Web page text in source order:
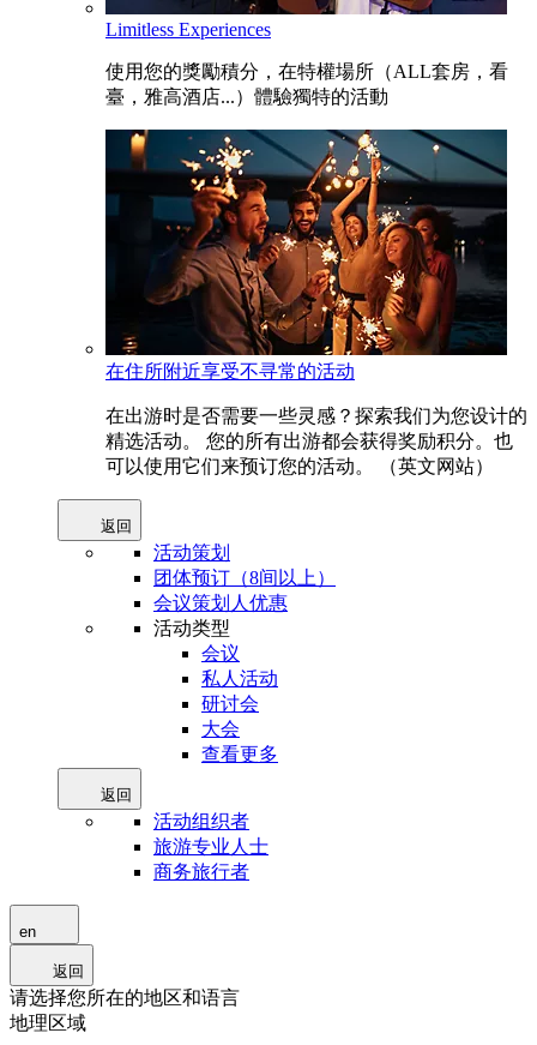
Limitless Experiences
使用您的獎勵積分，在特權場所（ALL套房，看
臺，雅高酒店...）體驗獨特的活動
在住所附近享受不寻常的活动
在出游时是否需要一些灵感？探索我们为您设计的
精选活动。 您的所有出游都会获得奖励积分。也
可以使用它们来预订您的活动。 （英文网站）
返回
活动策划
团体预订（8间以上）
会议策划人优惠
活动类型
会议
私人活动
研讨会
大会
查看更多
返回
活动组织者
旅游专业人士
商务旅行者
en
返回
请选择您所在的地区和语言
地理区域